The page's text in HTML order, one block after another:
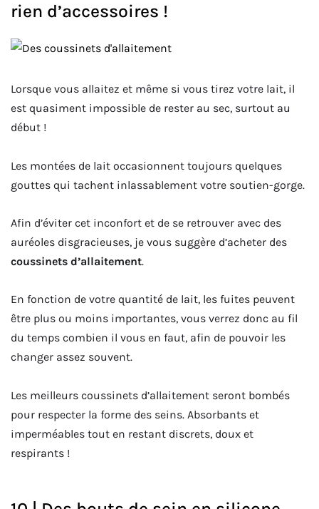
rien d’accessoires !
Lorsque vous allaitez et même si vous tirez votre lait, il
est quasiment impossible de rester au sec, surtout au
début !
Les montées de lait occasionnent toujours quelques
gouttes qui tachent inlassablement votre soutien-gorge.
Afin d’éviter cet inconfort et de se retrouver avec des
auréoles disgracieuses, je vous suggère d’acheter des
coussinets d’allaitement.
En fonction de votre quantité de lait, les fuites peuvent
être plus ou moins importantes, vous verrez donc au fil
du temps combien il vous en faut, afin de pouvoir les
changer assez souvent.
Les meilleurs coussinets d’allaitement seront bombés
pour respecter la forme des seins. Absorbants et
imperméables tout en restant discrets, doux et
respirants !